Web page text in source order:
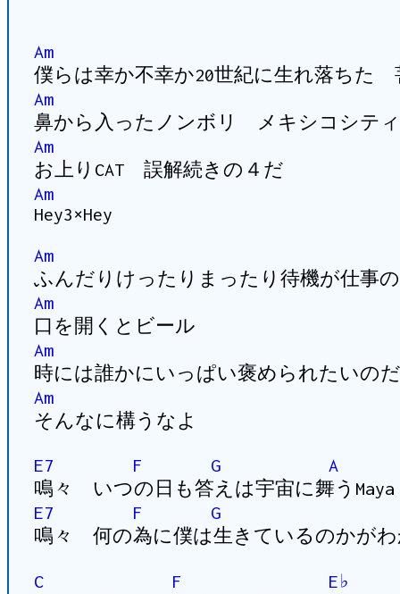
Am
僕らは幸か不幸か20世紀に生れ落ちた
Am
鼻から入ったノンボリ メキシコシテ
Am
お上りCAT 誤解続きの４だ
Am
Hey3×Hey
Am
ふんだりけったりまったり待機が仕事
Am
口を開くとビール
Am
時には誰かにいっぱい褒められたいの
Am
そんなに構うなよ
E7 F G
A
鳴々 いつの日も答えは宇宙に舞うMaya
E7
F
G
鳴々 何の為に僕は生きているのかが
C F
E♭